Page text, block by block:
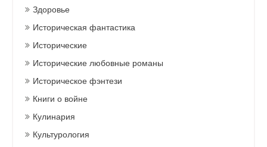
Здоровье
Историческая фантастика
Исторические
Исторические любовные романы
Историческое фэнтези
Книги о войне
Кулинария
Культурология